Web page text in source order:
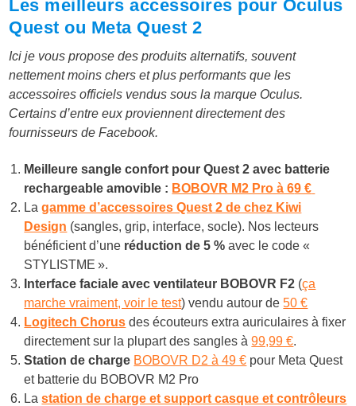
Les meilleurs accessoires pour Oculus
Quest ou Meta Quest 2
Ici je vous propose des produits alternatifs, souvent
nettement moins chers et plus performants que les
accessoires officiels vendus sous la marque Oculus.
Certains d’entre eux proviennent directement des
fournisseurs de Facebook.
Meilleure sangle confort pour Quest 2 avec batterie
rechargeable amovible : BOBOVR M2 Pro à 69 €
Lagamme d’accessoires Quest 2 de chez Kiwi
Design (sangles, grip, interface, socle). Nos lecteurs
bénéficient d’une réduction de 5 % avec le code «
STYLISTME ».
Interface faciale avec ventilateur BOBOVR F2 (ça
marche vraiment, voir le test) vendu autour de50 €
Logitech Chorus des écouteurs extra auriculaires à fixer
directement sur la plupart des sangles à99,99 €.
Station de charge BOBOVR D2 à 49 € pour Meta Quest
et batterie du BOBOVR M2 Pro
Lastation de charge et support casque et contrôleurs